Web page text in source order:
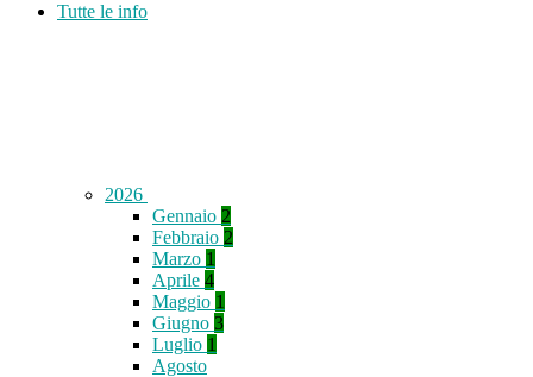
Tutte le info
2026
Gennaio 2
Febbraio 2
Marzo 1
Aprile 4
Maggio 1
Giugno 3
Luglio 1
Agosto